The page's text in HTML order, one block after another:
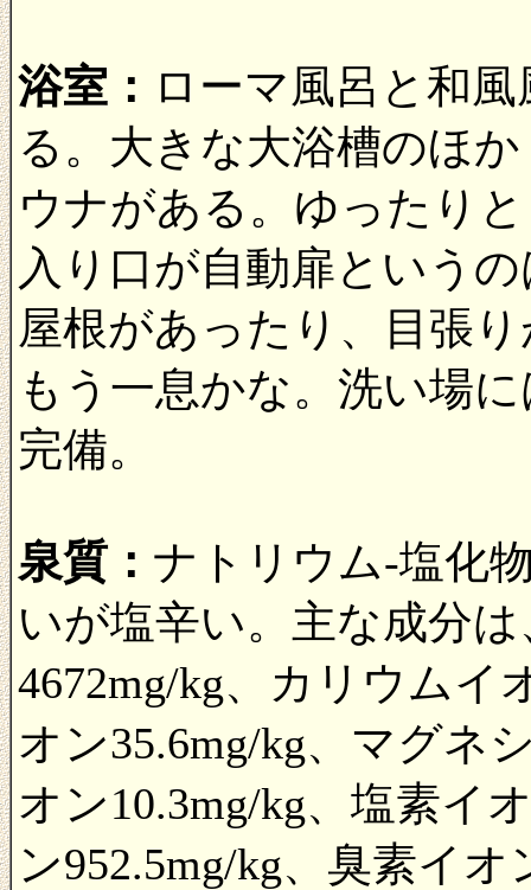
浴室： ローマ風呂と和
る。大きな大浴槽のほ
ウナがある。ゆったり
入り口が自動扉という
屋根があったり、目張
もう一息かな。洗い場
完備。
泉質： ナトリウム-塩化
いが塩辛い。主な成分
4672mg/kg、カリウムイ
オン35.6mg/kg、マグネ
オン10.3mg/kg、塩素イ
ン952.5mg/kg、臭素イ